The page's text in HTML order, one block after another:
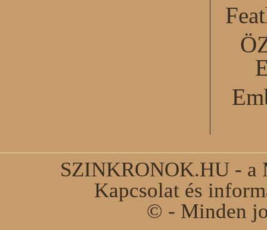
SZINKRONOK.HU - a
Kapcsolat és
© - Minden